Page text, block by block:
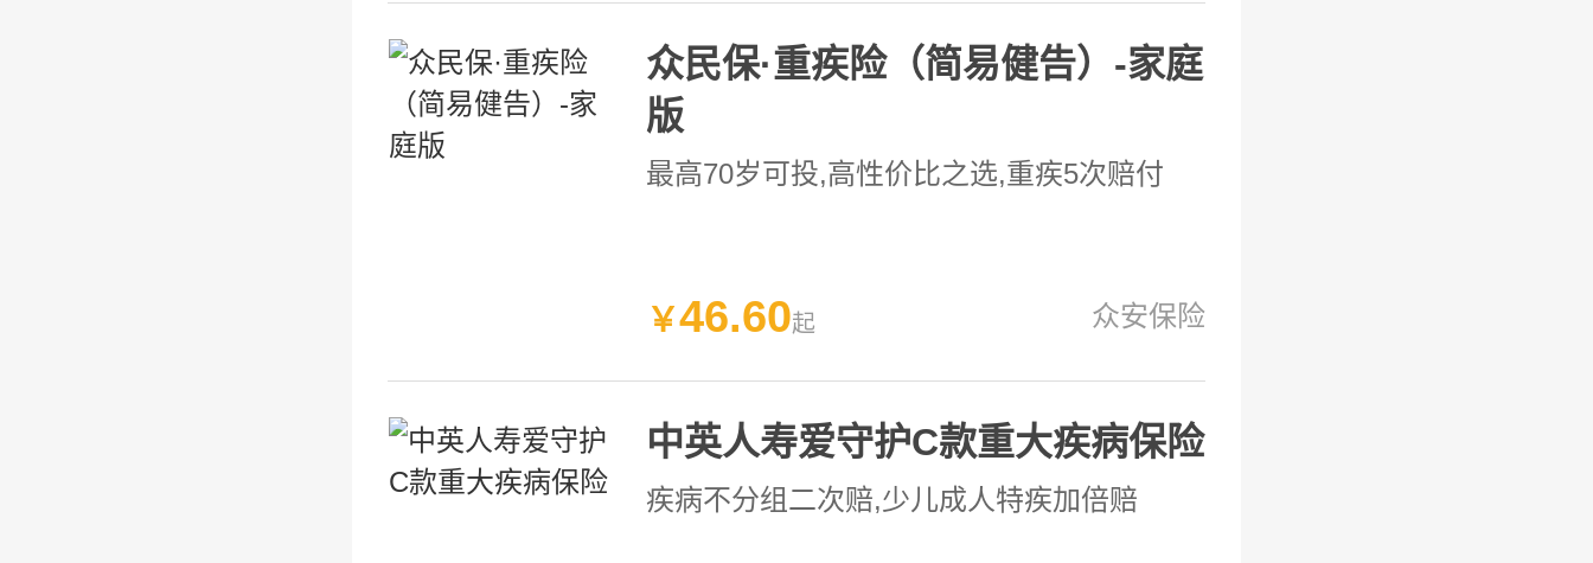
众民保·重疾险（简易健告）-家庭
版
最高70岁可投,高性价比之选,重疾5次赔付
￥46.60起 众安保险
中英人寿爱守护C款重大疾病保险
疾病不分组二次赔,少儿成人特疾加倍赔